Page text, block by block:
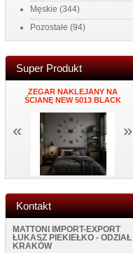
Męskie (344)
Pozostałe (94)
Super Produkt
ZEGAR NAKLEJANY NA
ŚCIANĘ NEW 5013 BLACK
« »
Kontakt
MATTONI IMPORT-EXPORT
ŁUKASZ PIEKIEŁKO - ODZIAŁ
KRAKÓW